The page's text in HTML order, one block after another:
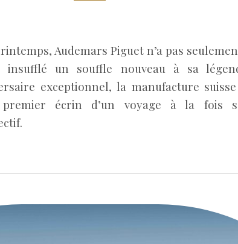
Audemars Piguet n’a pas
insufflé un souffle nouveau à sa
exceptionnel, la manufacture
premier écrin d’un voyage à la fois